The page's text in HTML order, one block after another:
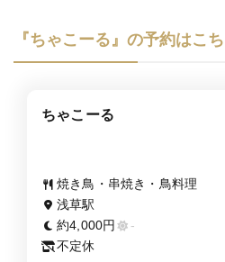
『ちゃこーる』の予約はこち
ちゃこーる
焼き鳥・串焼き・鳥料理
浅草駅
約4,000円
-
不定休